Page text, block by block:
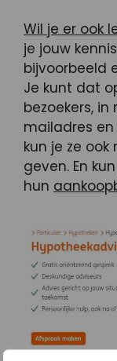
Wil je er ook
je jouw
bijvoorbeeld
Je kunt dat
bezoekers,
mailadres
kun je ze
geven. En
hun